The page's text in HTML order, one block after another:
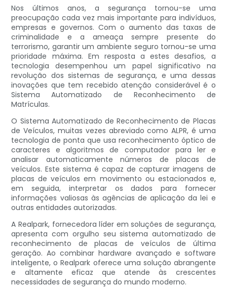
Nos últimos anos, a segurança tornou-se uma
preocupação cada vez mais importante para indivíduos,
empresas e governos. Com o aumento das taxas de
criminalidade e a ameaça sempre presente do
terrorismo, garantir um ambiente seguro tornou-se uma
prioridade máxima. Em resposta a estes desafios, a
tecnologia desempenhou um papel significativo na
revolução dos sistemas de segurança, e uma dessas
inovações que tem recebido atenção considerável é o
Sistema Automatizado de Reconhecimento de
Matrículas.
O Sistema Automatizado de Reconhecimento de Placas
de Veículos, muitas vezes abreviado como ALPR, é uma
tecnologia de ponta que usa reconhecimento óptico de
caracteres e algoritmos de computador para ler e
analisar automaticamente números de placas de
veículos. Este sistema é capaz de capturar imagens de
placas de veículos em movimento ou estacionados e,
em seguida, interpretar os dados para fornecer
informações valiosas às agências de aplicação da lei e
outras entidades autorizadas.
A Realpark, fornecedora líder em soluções de segurança,
apresenta com orgulho seu sistema automatizado de
reconhecimento de placas de veículos de última
geração. Ao combinar hardware avançado e software
inteligente, o Realpark oferece uma solução abrangente
e altamente eficaz que atende às crescentes
necessidades de segurança do mundo moderno.